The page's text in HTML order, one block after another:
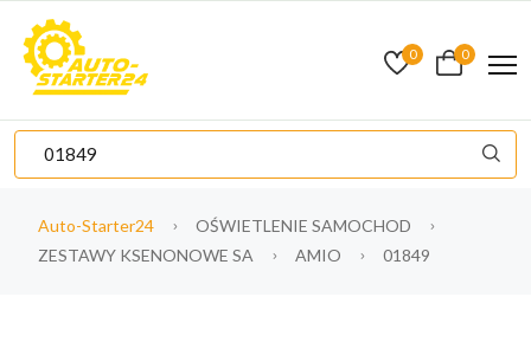
0 0
Auto-Starter24
OŚWIETLENIE SAMOCHOD
ZESTAWY KSENONOWE SA
AMIO 01849